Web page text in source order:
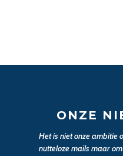
ONZE
Het is niet onze ambitie
nutteloze mails maar